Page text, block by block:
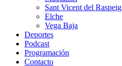
Sant Vicent del Raspeig
Elche
Vega Baja
Deportes
Podcast
Programación
Contacto